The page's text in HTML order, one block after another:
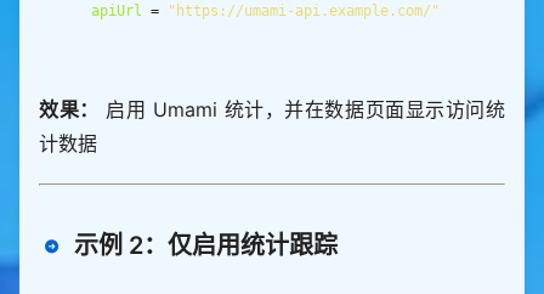
apiUrl = "https://umami-api.example.com/"
效果：
启用 Umami 统计，并在数据页面显示访问统
计数据
示例 2：仅启用统计跟踪